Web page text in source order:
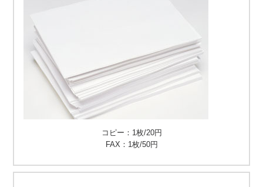
コピー：1枚/20円
FAX：1枚/50円